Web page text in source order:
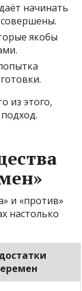
начинать
совершены.
якобы
из этого,
и «против»
настолько